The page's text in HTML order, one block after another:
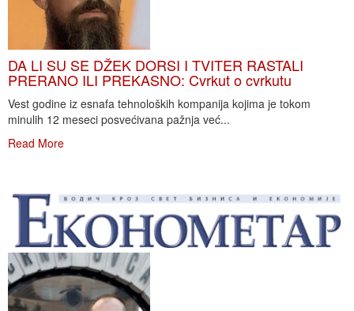
DA LI SU SE DŽEK DORSI I TVITER RASTALI
PRERANO ILI PREKASNO: Cvrkut o cvrkutu
Vest godine iz esnafa tehnoloških kompanija kojima je tokom
minulih 12 meseci posvećivana pažnja već...
Read More